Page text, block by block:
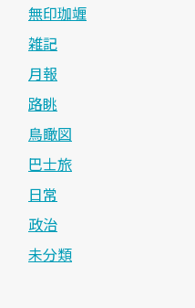
無印珈竰
雑記
月報
路眺
鳥瞰図
巴士旅
日常
政治
未分類